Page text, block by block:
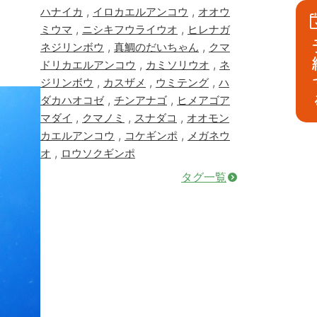
ハナイカ , イロカエルアンコウ , オオウ
ミウマ , ニシキフウライウオ , ヒレナガ
ネジリンボウ , 真鯛のだいちゃん , クマ
ドリカエルアンコウ , カミソリウオ , ネ
ジリンボウ , カスザメ , ウミテング , ハ
ダカハオコゼ, チンアナゴ , ヒメアゴア
マダイ , クマノミ , スナダコ , オオモン
カエルアンコウ , コケギンポ , メガネウ
オ , ロウソクギンポ
タグ一覧